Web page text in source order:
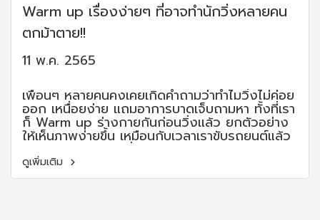
Warm up เรื่องง่ายๆ ที่อาจทำนักวิ่งหลายคน
ตกม้าตาย!!
11 พ.ค. 2565
เพื่อนๆ หลายคนคงเคยเกิดคำถามว่าทำไมวิ่งไม่ค่อย
ออก เหนื่อยง่าย แถมอาการบาดเจ็บถามหา ทั้งที่เรา
ก็ Warm up ร่างกายกันก่อนวิ่งแล้ว ยกตัวอย่าง
ให้เห็นภาพง่ายขึ้น เหมือนกับเวลาเราขับรถยนต์แล้ว
ติดไฟแดง ถ้าดับเครื่องรอสัญญาณไฟ พอไฟเขียว
แล้วเราสตาร์ทเครื่องยนต์ใหม่ขับพุ่งตรงออกไป
ดูเพิ่มเติม